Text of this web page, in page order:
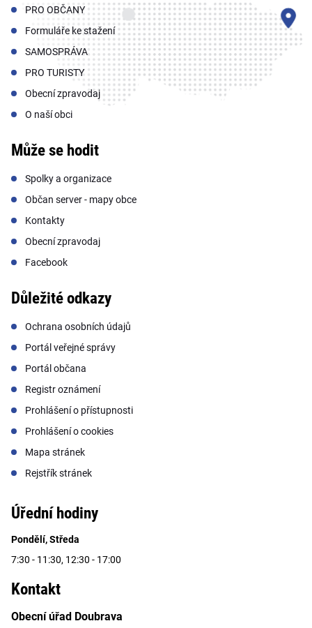
PRO OBČANY
Formuláře ke stažení
SAMOSPRÁVA
PRO TURISTY
Obecní zpravodaj
O naší obci
Může se hodit
Spolky a organizace
Občan server - mapy obce
Kontakty
Obecní zpravodaj
Facebook
Důležité odkazy
Ochrana osobních údajů
Portál veřejné správy
Portál občana
Registr oznámení
Prohlášení o přístupnosti
Prohlášení o cookies
Mapa stránek
Rejstřík stránek
Úřední hodiny
Pondělí, Středa
7:30 - 11:30, 12:30 - 17:00
Kontakt
Obecní úřad Doubrava